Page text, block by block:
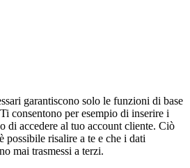
garantiscono solo le funzioni di base
consentono per esempio di inserire i
di accedere al tuo account cliente. Ciò
possibile risalire a te e che i dati
mai trasmessi a terzi.